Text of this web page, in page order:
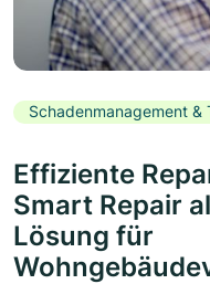
Schadenmanagement &
Effiziente
Smart Repair
Lösung für